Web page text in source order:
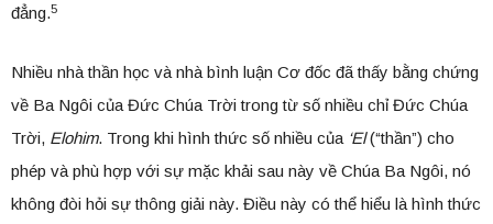
đẳng.5
Nhiều nhà thần học và nhà bình luận Cơ đốc đã thấy bằng chứng
về Ba Ngôi của Đức Chúa Trời trong từ số nhiều chỉ Đức Chúa
Trời, Elohim. Trong khi hình thức số nhiều của ‘El(“thần”) cho
phép và phù hợp với sự mặc khải sau này về Chúa Ba Ngôi, nó
không đòi hỏi sự thông giải này. Điều này có thể hiểu là hình thức